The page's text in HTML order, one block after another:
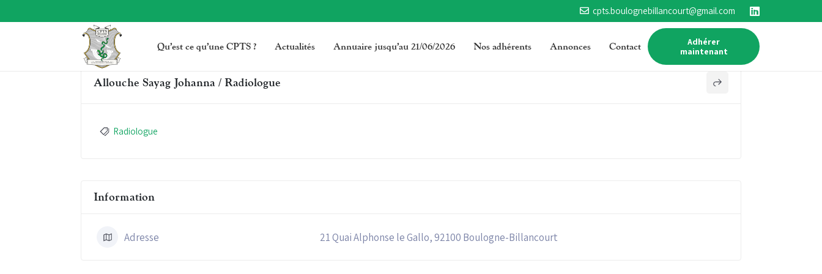
cpts.boulognebillancourt@gmail.com
Qu’est ce qu’une CPTS ? Actualités Annuaire jusqu’au 21/06/2026 Nos adhérents Annonces Contact
Adhérer
maintenant
Allouche Sayag Johanna / Radiologue
Radiologue
Information
Adresse 21 Quai Alphonse le Gallo, 92100 Boulogne-Billancourt